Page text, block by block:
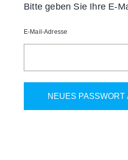
Bitte geben Sie Ihre E-
E-Mail-Adresse